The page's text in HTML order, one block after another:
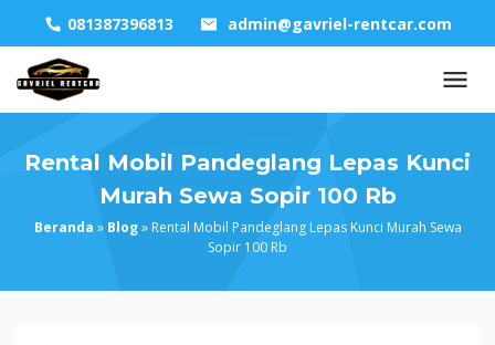
content
081387396813 admin@gavriel-rentcar.com
Rental Mobil Pandeglang Lepas Kunci
Murah Sewa Sopir 100 Rb
Beranda » Blog» Rental Mobil Pandeglang Lepas Kunci Murah Sewa
Sopir 100 Rb